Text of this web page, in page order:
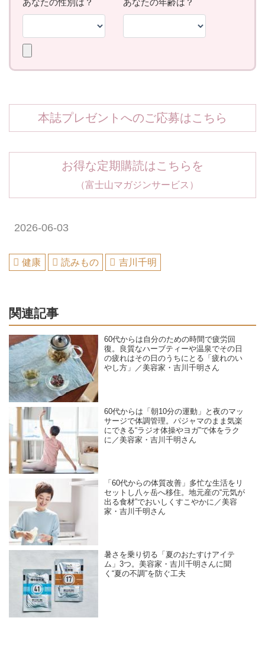
本誌プレゼントへのご応募はこちら
お得な定期購読はこちらを
（富士山マガジンサービス）
2026-06-03
健康 読みもの 吉川千明
関連記事
60代からは自分のための時間で疲労回
復。良質なハーブティーや温泉でその日
の疲れはその日のうちにとる「疲れのい
やし方」／美容家・吉川千明さん
60代からは「朝10分の運動」と夜のマッ
サージで体調管理。パジャマのまま気楽
にできる“ラジオ体操やヨガ”で体をラク
に／美容家・吉川千明さん
「60代からの体質改善」多忙な生活をリ
セットし八ヶ岳へ移住。地元産の“元気が
出る食材”でおいしくすこやかに／美容
家・吉川千明さん
暑さを乗り切る「夏のおたすけアイテ
ム」3つ。美容家・吉川千明さんに聞
く“夏の不調”を防ぐ工夫